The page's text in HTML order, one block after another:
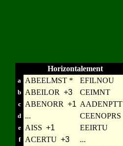
Horizontalement
a ABEELMST * EFILNOU
b ABEILOR +3 CEIMNT
c ABENORR +1 AADENPTT
d ... CEENOPRS
e AISS +1 EEIRTU
f ACERTU +3 ...